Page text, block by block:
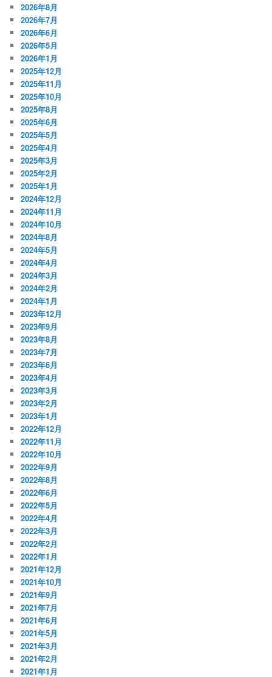
2026年8月
2026年7月
2026年6月
2026年5月
2026年1月
2025年12月
2025年11月
2025年10月
2025年8月
2025年6月
2025年5月
2025年4月
2025年3月
2025年2月
2025年1月
2024年12月
2024年11月
2024年10月
2024年8月
2024年5月
2024年4月
2024年3月
2024年2月
2024年1月
2023年12月
2023年9月
2023年8月
2023年7月
2023年6月
2023年4月
2023年3月
2023年2月
2023年1月
2022年12月
2022年11月
2022年10月
2022年9月
2022年8月
2022年6月
2022年5月
2022年4月
2022年3月
2022年2月
2022年1月
2021年12月
2021年10月
2021年9月
2021年7月
2021年6月
2021年5月
2021年3月
2021年2月
2021年1月